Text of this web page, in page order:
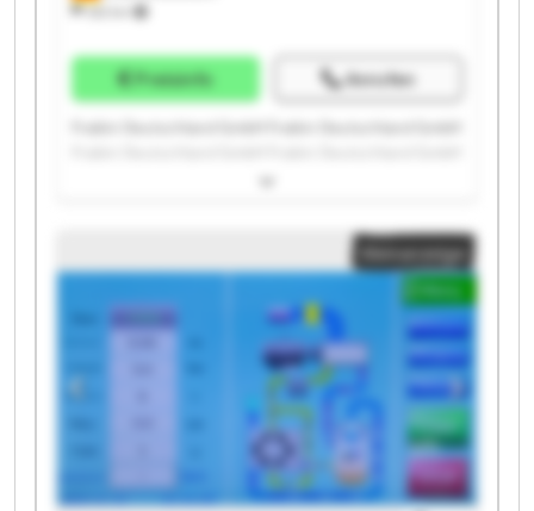
332 km
Preisinfo Anrufen
Fraikin Deutschland GmbH Fraikin Deutschland GmbH
Fraikin Deutschland GmbH Fraikin Deutschland GmbH
Fraikin Deutschland GmbH Fraikin Deutschland GmbH
Fraikin Deutschland GmbH Fraikin Deutschland GmbH
Fraikin Deutschland GmbH Fraikin Deutschland GmbH
Fraikin Deutschland GmbH Fraikin Deutschland GmbH
Fraikin Deutschland GmbH Fraikin Deutschland GmbH
Kleinanzeige